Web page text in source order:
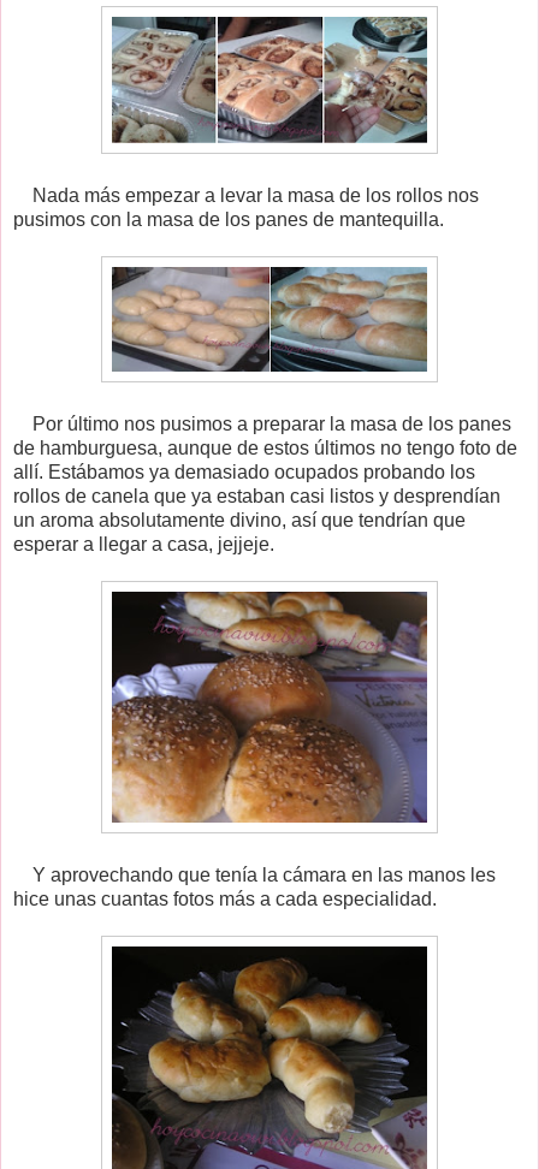
Nada más empezar a levar la masa de los rollos nos
pusimos con la masa de los panes de mantequilla.
Por último nos pusimos a preparar la masa de los panes
de hamburguesa, aunque de estos últimos no tengo foto de
allí. Estábamos ya demasiado ocupados probando los
rollos de canela que ya estaban casi listos y desprendían
un aroma absolutamente divino, así que tendrían que
esperar a llegar a casa, jejjeje.
Y aprovechando que tenía la cámara en las manos les
hice unas cuantas fotos más a cada especialidad.